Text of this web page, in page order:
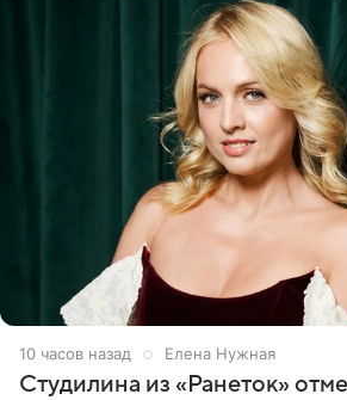
10 часов назад Елена Нужная
Студилина из «Ранеток»